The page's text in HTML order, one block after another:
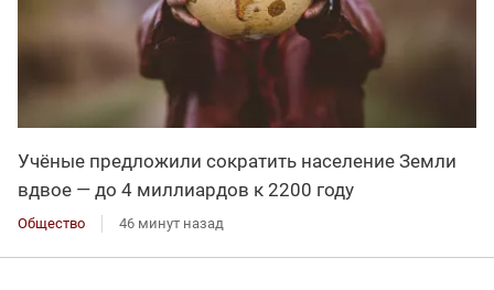
Учёные предложили сократить население Земли
вдвое — до 4 миллиардов к 2200 году
Общество 46 минут назад